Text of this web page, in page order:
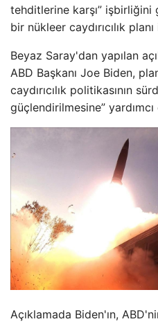
tehditlerine karşı”
bir nükleer caydırıcılık
Beyaz Saray'dan yapılan
ABD Başkanı Joe Biden,
caydırıcılık politikasının
güçlendirilmesine” yardımcı
Açıklamada Biden'ın,